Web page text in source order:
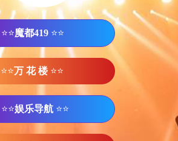
⭐⭐魔都419 ⭐⭐
⭐⭐万 花 楼 ⭐⭐
⭐⭐娱乐导航 ⭐⭐